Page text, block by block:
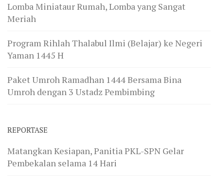
Lomba Miniataur Rumah, Lomba yang Sangat
Meriah
Program Rihlah Thalabul Ilmi (Belajar) ke Negeri
Yaman 1445 H
Paket Umroh Ramadhan 1444 Bersama Bina
Umroh dengan 3 Ustadz Pembimbing
REPORTASE
Matangkan Kesiapan, Panitia PKL-SPN Gelar
Pembekalan selama 14 Hari